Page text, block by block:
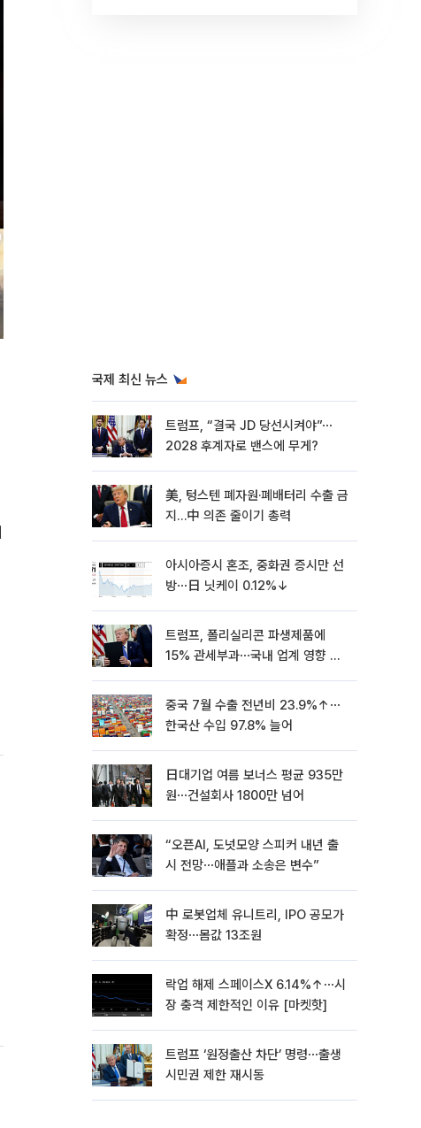
국제 최신 뉴스
트럼프, “결국 JD 당선시켜야”⋯
2028 후계자로 밴스에 무게?
美, 텅스텐 폐자원·폐배터리 수출 금
지…中 의존 줄이기 총력
아시아증시 혼조, 중화권 증시만 선
방⋯日 닛케이 0.12%↓
트럼프, 폴리실리콘 파생제품에
15% 관세부과⋯국내 업계 영향 촉
중국 7월 수출 전년비 23.9%↑⋯
한국산 수입 97.8% 늘어
日대기업 여름 보너스 평균 935만
원⋯건설회사 1800만 넘어
“오픈AI, 도넛모양 스피커 내년 출
시 전망⋯애플과 소송은 변수”
中 로봇업체 유니트리, IPO 공모가
확정⋯몸값 13조원
락업 해제 스페이스X 6.14%↑⋯시
장 충격 제한적인 이유 [마켓핫]
트럼프 ‘원정출산 차단’ 명령⋯출생
시민권 제한 재시동